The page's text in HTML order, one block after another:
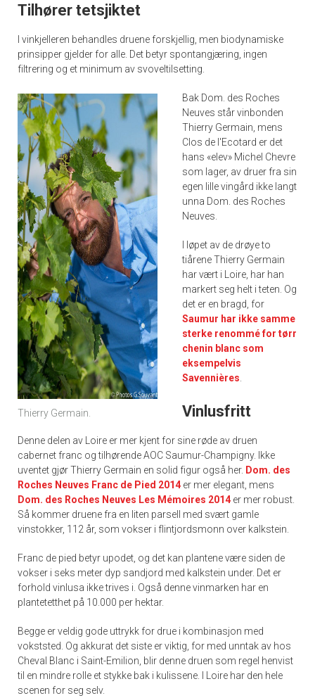
Tilhører tetsjiktet
I vinkjelleren behandles druene forskjellig, men biodynamiske
prinsipper gjelder for alle. Det betyr spontangjæring, ingen
filtrering og et minimum av svoveltilsetting.
Thierry Germain.
Bak Dom. des Roches
Neuves står vinbonden
Thierry Germain, mens
Clos de l'Ecotard er det
hans «elev» Michel Chevre
som lager, av druer fra sin
egen lille vingård ikke langt
unna Dom. des Roches
Neuves.
I løpet av de drøye to
tiårene Thierry Germain
har vært i Loire, har han
markert seg helt i teten. Og
det er en bragd, for
Saumur har ikke samme
sterke renommé for tørr
chenin blanc som
eksempelvis
Savennières
Vinlusfritt
Denne delen av Loire er mer kjent for sine røde av druen
cabernet franc og tilhørende AOC Saumur-Champigny. Ikke
uventet gjør Thierry Germain en solid figur også her. Dom. des
Roches Neuves Franc de Pied 2014 er mer elegant, mens
Dom. des Roches Neuves Les Mémoires 2014 er mer robust.
Så kommer druene fra en liten parsell med svært gamle
vinstokker, 112 år, som vokser i flintjordsmonn over kalkstein.
Franc de pied betyr upodet, og det kan plantene være siden de
vokser i seks meter dyp sandjord med kalkstein under. Det er
forhold vinlusa ikke trives i. Også denne vinmarken har en
plantetetthet på 10.000 per hektar.
Begge er veldig gode uttrykk for drue i kombinasjon med
vokststed. Og akkurat det siste er viktig, for med unntak av hos
Cheval Blanc i Saint-Emilion, blir denne druen som regel henvist
til en mindre rolle et stykke bak i kulissene. I Loire har den hele
scenen for seg selv.